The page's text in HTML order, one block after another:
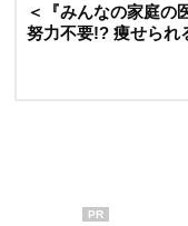
＜『みんなの家庭の
努力不要!? 痩せられ
PR